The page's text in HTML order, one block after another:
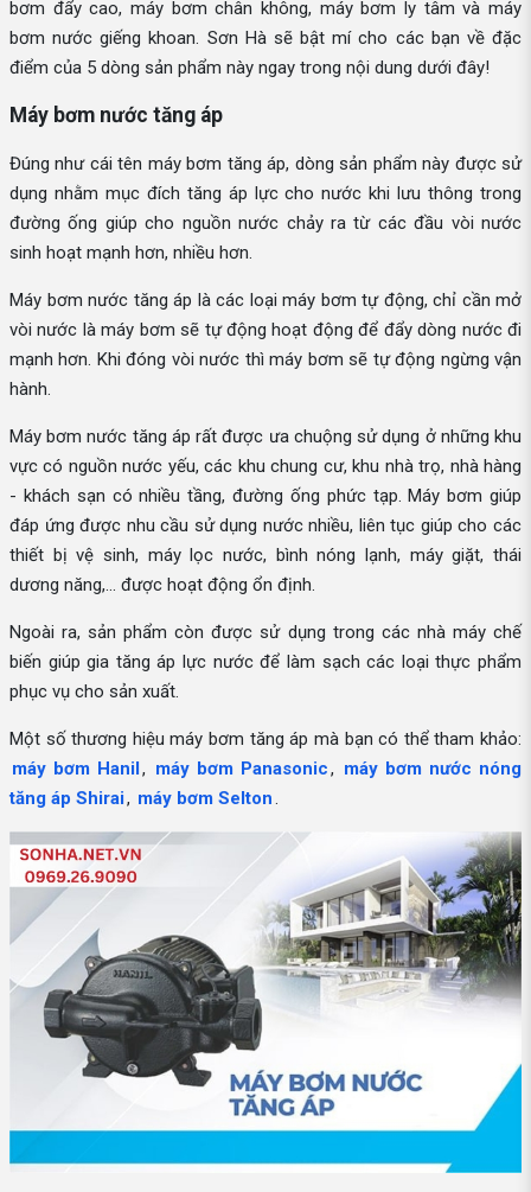
bơm đẩy cao, máy bơm chân không, máy bơm ly tâm và máy
bơm nước giếng khoan. Sơn Hà sẽ bật mí cho các bạn về đặc
điểm của 5 dòng sản phẩm này ngay trong nội dung dưới đây!
Máy bơm nước tăng áp
Đúng như cái tên máy bơm tăng áp, dòng sản phẩm này được sử
dụng nhằm mục đích tăng áp lực cho nước khi lưu thông trong
đường ống giúp cho nguồn nước chảy ra từ các đầu vòi nước
sinh hoạt mạnh hơn, nhiều hơn.
Máy bơm nước tăng áp là các loại máy bơm tự động, chỉ cần mở
vòi nước là máy bơm sẽ tự động hoạt động để đẩy dòng nước đi
mạnh hơn. Khi đóng vòi nước thì máy bơm sẽ tự động ngừng vận
hành.
Máy bơm nước tăng áp rất được ưa chuộng sử dụng ở những khu
vực có nguồn nước yếu, các khu chung cư, khu nhà trọ, nhà hàng
- khách sạn có nhiều tầng, đường ống phức tạp. Máy bơm giúp
đáp ứng được nhu cầu sử dụng nước nhiều, liên tục giúp cho các
thiết bị vệ sinh, máy lọc nước, bình nóng lạnh, máy giặt, thái
dương năng,... được hoạt động ổn định.
Ngoài ra, sản phẩm còn được sử dụng trong các nhà máy chế
biến giúp gia tăng áp lực nước để làm sạch các loại thực phẩm
phục vụ cho sản xuất.
Một số thương hiệu máy bơm tăng áp mà bạn có thể tham khảo:
máy bơm Hanil, máy bơm Panasonic, máy bơm nước nóng
tăng áp Shirai, máy bơm Selton.